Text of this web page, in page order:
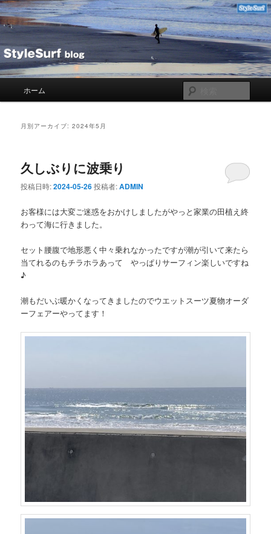
メ
イ
ン
コ
ン
テ
サ
ブ
コ
ン
テ
ン
STYLESURF
Blog
索
ホーム
月別アーカイブ:2024年5月
久しぶりに波乗り
投稿日時:2024-05-26投稿者:ADMIN
お客様には大変ご迷惑をおかけしましたがやっと家業の田植え終
わって海に行きました。
セット腰腹で地形悪く中々乗れなかったですが潮が引いて来たら
当てれるのもチラホラあって やっぱりサーフィン楽しいですね
♪
潮もだいぶ暖かくなってきましたのでウエットスーツ夏物オーダ
ーフェアーやってます！